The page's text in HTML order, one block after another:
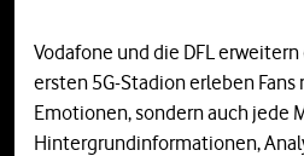
Vodafone und die DFL
ersten 5G-Stadion erleben
Emotionen, sondern auch jede
Hintergrundinformationen,